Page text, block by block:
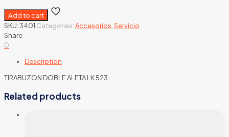
Add to cart
SKU:3401 Categories:Accesorios Servicio
Share
0
Description
TIRABUZON DOBLE ALETA LK 523
Related products